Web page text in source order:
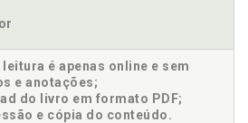
é apenas online e sem
e anotações;
do livro em formato PDF;
e cópia do conteúdo.